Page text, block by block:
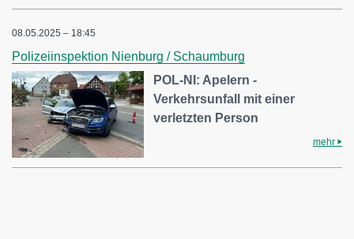
08.05.2025 – 18:45
Polizeiinspektion Nienburg / Schaumburg
POL-NI: Apelern -
Verkehrsunfall mit einer
verletzten Person
mehr